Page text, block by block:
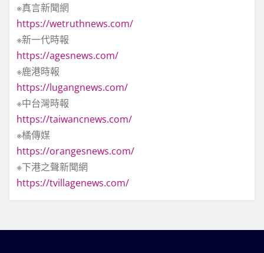
※真言新聞網
https://wetruthnews.com/
※新一代時報
https://agesnews.com/
※鹿港時報
https://lugangnews.com/
※中台灣時報
https://taiwancnews.com/
※橘傳媒
https://orangesnews.com/
※下港之聲新聞網
https://tvillagenews.com/